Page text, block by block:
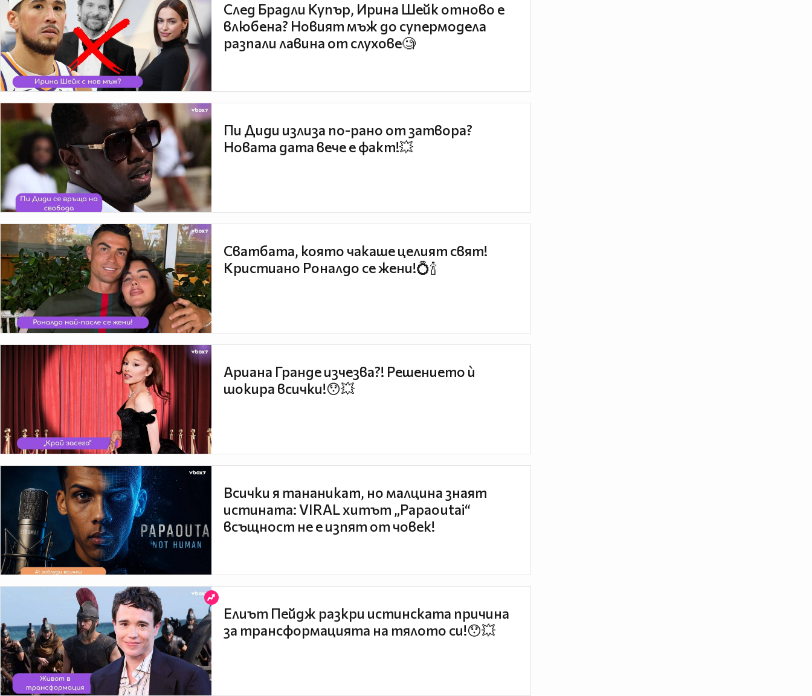
След Брадли Купър, Ирина Шейк отново е
влюбена? Новият мъж до супермодела
разпали лавина от слухове🧐
Пи Диди излиза по-рано от затвора?
Новата дата вече е факт!💥
Сватбата, която чакаше целият свят!
Кристиано Роналдо се жени!💍🍾
Ариана Гранде изчезва?! Решението ѝ
шокира всички!😯💥
Всички я тананикат, но малцина знаят
истината: VIRAL хитът „Papaoutai“
всъщност не е изпят от човек!
Елиът Пейдж разкри истинската причина
за трансформацията на тялото си!😯💥